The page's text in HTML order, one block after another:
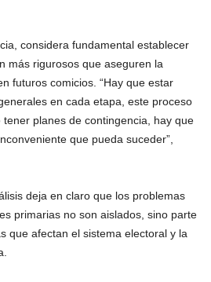
considera fundamental establecer
más rigurosos que aseguren la
futuros comicios. “Hay que estar
en cada etapa, este proceso
planes de contingencia, hay que
que pueda suceder”,
deja en claro que los problemas
primarias no son aislados, sino parte
que afectan el sistema electoral y la